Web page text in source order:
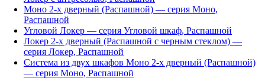
Моно 2-х дверный (Распашной) — серия Моно,
Распашной
Угловой Локер — серия Угловой шкаф, Распашной
Локер 2-х дверный (Распашной с черным стеклом) —
серия Локер, Распашной
Система из двух шкафов Моно 2-х дверный (Распашной)
— серия Моно, Распашной